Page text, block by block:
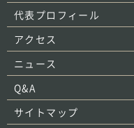
代表プロフィール
アクセス
ニュース
Q&A
サイトマップ